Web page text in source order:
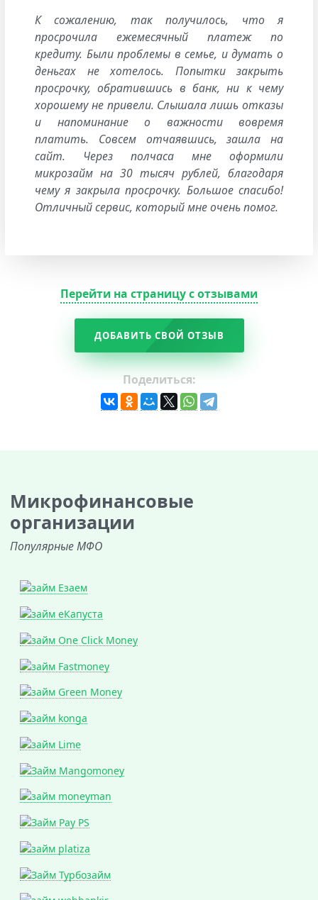
К сожалению, так получилось, что я
просрочила ежемесячный платеж по
кредиту. Были проблемы в семье, и думать о
деньгах не хотелось. Попытки закрыть
просрочку, обратившись в банк, ни к чему
хорошему не привели. Слышала лишь отказы
и напоминание о важности вовремя
платить. Совсем отчаявшись, зашла на
сайт. Через полчаса мне оформили
микрозайм на 30 тысяч рублей, благодаря
чему я закрыла просрочку. Большое спасибо!
Отличный сервис, который мне очень помог.
Перейти на страницу с отзывами
ДОБАВИТЬ СВОЙ ОТЗЫВ
Поделиться:
Микрофинансовые
организации
Популярные МФО